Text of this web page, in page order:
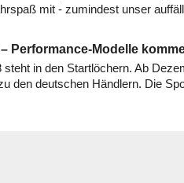
mit - zumindest unser
Performance-Modelle
in den Startlöchern. Ab
den deutschen Händlern. Die